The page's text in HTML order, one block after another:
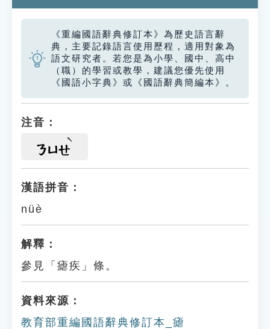
《重編國語辭典修訂本》為歷史語言辭
典，主要記錄語言使用歷程，適用對象為
語文研究者。若您是為小學、國中、高中
（職）的學習或教學，建議您優先使用
《國語小字典》或《國語辭典簡編本》。
注音：
ㄋㄩㄝ
漢語拼音：
nüè
解釋：
參見「瘧疾」條。
資料來源：
教育部重編國語辭典修訂本_瘧